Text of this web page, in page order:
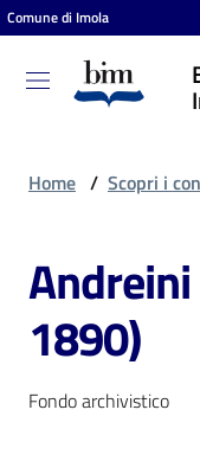
Vai al contenuto
Vai alla navigazione
Vai al footer
Comune di Imola
Biblioteca
comunale
Entra
Cosa
puoi
fare
Home / Scopri i
1890)
Fondo archivistico